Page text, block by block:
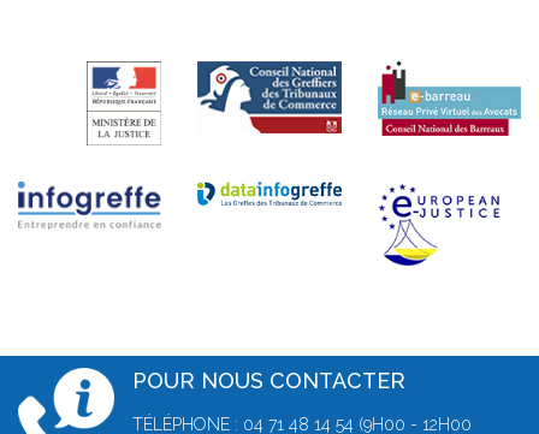
POUR NOUS CONTACTER
TÉLÉPHONE : 04 71 48 14 54 (9H00 - 12H00